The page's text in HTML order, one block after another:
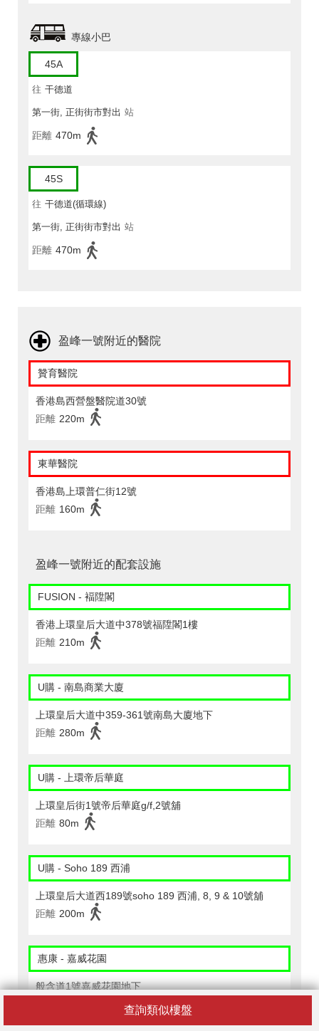
查詢類似樓盤
專線小巴
45A
往 干德道
第一街, 正街街市對出 站
距離 470m
45S
往 干德道(循環線)
第一街, 正街街市對出 站
距離 470m
盈峰一號附近的醫院
贊育醫院
香港島西營盤醫院道30號
距離 220m
東華醫院
香港島上環普仁街12號
距離 160m
盈峰一號附近的配套設施
FUSION - 褔陞閣
香港上環皇后大道中378號福陞閣1樓
距離 210m
U購 - 南島商業大廈
上環皇后大道中359-361號南島大廈地下
距離 280m
U購 - 上環帝后華庭
上環皇后街1號帝后華庭g/f,2號舖
距離 80m
U購 - Soho 189 西浦
上環皇后大道西189號soho 189 西浦, 8, 9 & 10號舖
距離 200m
惠康 - 嘉威花園
般含道1號嘉威花園地下